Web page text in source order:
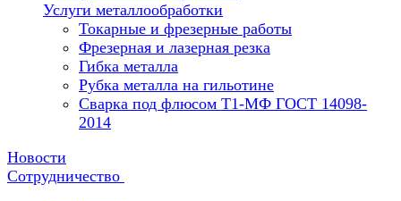
Услуги металлообработки
Токарные и фрезерные работы
Фрезерная и лазерная резка
Гибка металла
Рубка металла на гильотине
Сварка под флюсом Т1-МФ ГОСТ 14098-
2014
Новости
Сотрудничество